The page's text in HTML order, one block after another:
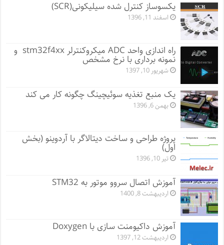
یکسوساز کنترل شده سیلیکونی(SCR)
اسفند 11, 1396
راه اندازی واحد ADC میکروکنترلر stm32f4xx و
نمونه برداری با نرخ مشخص
شهریور 10, 1397
یک منبع تغذیه سوئیچینگ چگونه کار می کند
بهمن 6, 1396
پروژه طراحی و ساخت دیتالاگر با آردوینو (بخش
اول)
تیر 10, 1396
آموزش اتصال سروو موتور به STM32
اردیبهشت 8, 1400
آموزش داکیومنت سازی با Doxygen
اردیبهشت 12, 1397